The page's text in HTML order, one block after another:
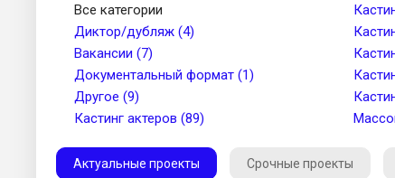
Все категории
Диктор/дубляж (4)
Вакансии (7)
Документальный формат (1)
Другое (9)
Кастинг актеров (89)
Актуальные проекты Срочные проекты